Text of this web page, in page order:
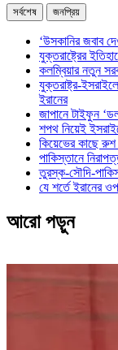
সর্বশেষ জনপ্রিয়
‘উসকানির জবাব
যুক্তরাষ্ট্রের
কলম্বিয়ার নতুন
যুক্তরাষ্ট্র-
ইরানের
জাপানে টাইফুন
শপথ নিয়েই
কিয়েভের কাছে রুশ
পাকিস্তানে
তুরস্ক-সৌদি-
যে শর্তে ইরানের
আরো পড়ুন